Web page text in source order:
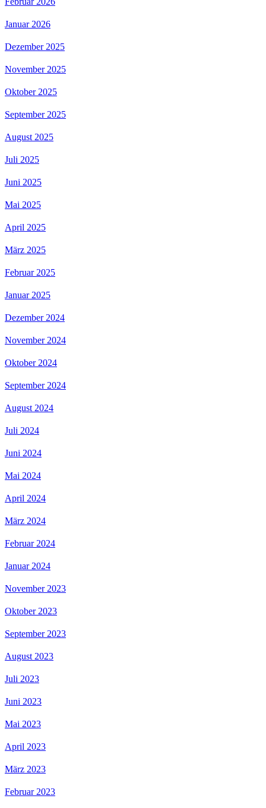
Januar 2026
Dezember 2025
November 2025
Oktober 2025
September 2025
August 2025
Juli 2025
Juni 2025
Mai 2025
April 2025
März 2025
Februar 2025
Januar 2025
Dezember 2024
November 2024
Oktober 2024
September 2024
August 2024
Juli 2024
Juni 2024
Mai 2024
April 2024
März 2024
Februar 2024
Januar 2024
November 2023
Oktober 2023
September 2023
August 2023
Juli 2023
Juni 2023
Mai 2023
April 2023
März 2023
Februar 2023